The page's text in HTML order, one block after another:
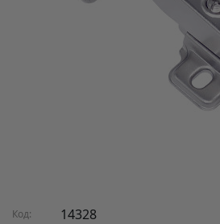
Код: 14328